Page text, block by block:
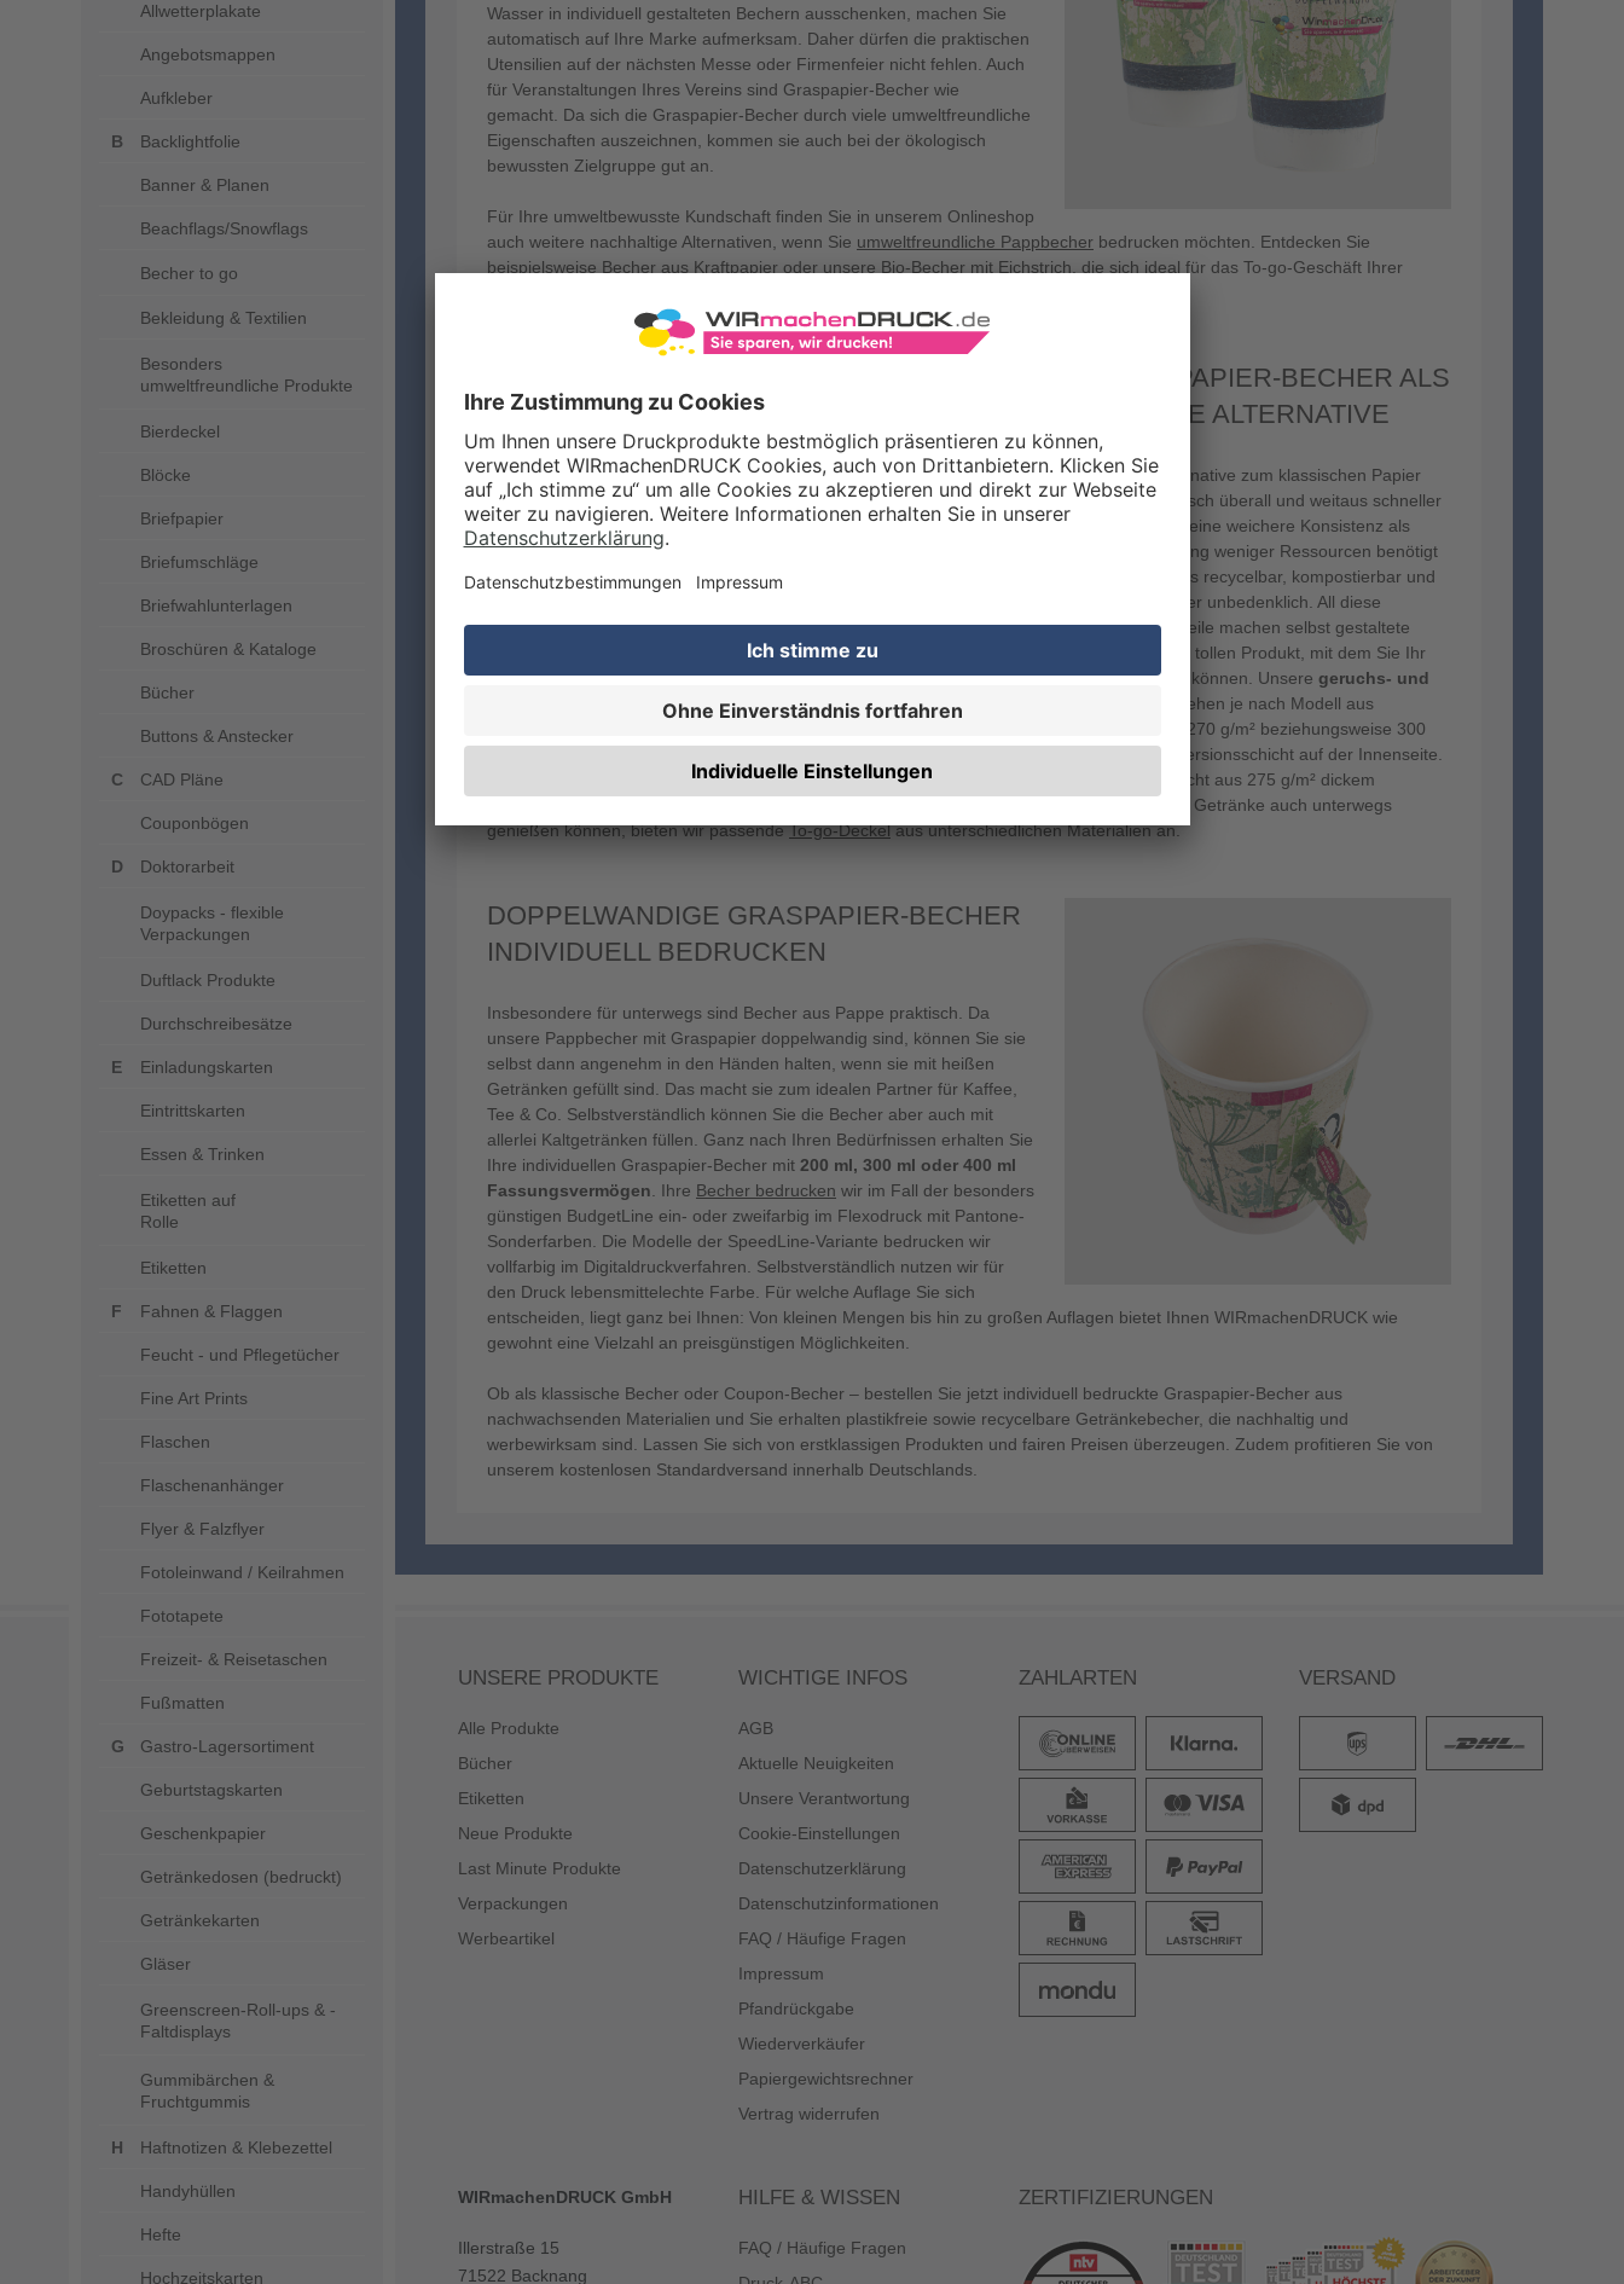
Allwetterplakate
Angebotsmappen
Aufkleber
Backlightfolie
Banner & Planen
Beachflags/Snowflags
Becher to go
Bekleidung & Textilien
Besonders
umweltfreundliche Produkte
Bierdeckel
Blöcke
Briefpapier
Briefumschläge
Briefwahlunterlagen
Broschüren & Kataloge
Bücher
Buttons & Anstecker
CAD Pläne
Couponbögen
Doktorarbeit
Doypacks - flexible
Verpackungen
Duftlack Produkte
Durchschreibesätze
Einladungskarten
Eintrittskarten
Essen & Trinken
Etiketten auf
Rolle
Etiketten
Fahnen & Flaggen
Feucht - und Pflegetücher
Fine Art Prints
Flaschen
Flaschenanhänger
Flyer & Falzflyer
Fotoleinwand / Keilrahmen
Fototapete
Freizeit- & Reisetaschen
Fußmatten
Gastro-Lagersortiment
Geburtstagskarten
Geschenkpapier
Getränkedosen (bedruckt)
Getränkekarten
Gläser
Greenscreen-Roll-ups & -
Faltdisplays
Gummibärchen &
Fruchtgummis
Haftnotizen & Klebezettel
Handyhüllen
Hefte
Hochzeitskarten
Wasser in individuell gestalteten Bechern ausschenken, machen Sie
automatisch auf Ihre Marke aufmerksam. Daher dürfen die praktischen
Utensilien auf der nächsten Messe oder Firmenfeier nicht fehlen. Auch
für Veranstaltungen Ihres Vereins sind Graspapier-Becher wie
gemacht. Da sich die Graspapier-Becher durch viele umweltfreundliche
Eigenschaften auszeichnen, kommen sie auch bei der ökologisch
bewussten Zielgruppe gut an.
Für Ihre umweltbewusste Kundschaft finden Sie in unserem Onlineshop
auch weitere nachhaltige Alternativen, wenn Sie umweltfreundliche Pappbecher bedrucken möchten. Entdecken Sie
beispielsweise Becher aus Kraftpapier oder unsere Bio-Becher mit Eichstrich , die sich ideal für das To-go-Geschäft Ihrer
PLASTIKFREIE GRASPAPIER-BECHER ALS
UMWELTFREUNDLICHE ALTERNATIVE
Graspapier gilt als nachhaltigere Alternative zum klassischen Papier
aus Holz, da der Rohstoff Gras praktisch überall und weitaus schneller
wächst als Bäume. Außerdem hat es eine weichere Konsistenz als
Holz, wodurch bei der Papierherstellung weniger Ressourcen benötigt
werden. Graspapier ist darüber hinaus recycelbar, kompostierbar und
für Gras-Allergikerinnen und -Allergiker unbedenklich. All diese
wunderbaren Eigenschaften und Vorteile machen selbst gestaltete
Pappbecher mit Graspapier zu einem tollen Produkt, mit dem Sie Ihr
ökologisches Image weiterentwickeln können. Unsere geruchs- und
geschmacksneutralen Becher
bestehen je nach Modell aus
Hartkarton mit einer Grammatur von 270 g/m² beziehungsweise 300
g/m² und einer wasserbasierten Dispersionsschicht auf der Innenseite.
Außen befindet sich jeweils eine Schicht aus 275 g/m² dickem
Graspapier, welche wir individuell für Sie bedrucken. Damit Ihre Kundinnen und Kunden ihre Getränke auch unterwegs
genießen können, bieten wir passendeTo-go-Deckelaus unterschiedlichen Materialien an.
DOPPELWANDIGE GRASPAPIER-BECHER
INDIVIDUELL BEDRUCKEN
Insbesondere für unterwegs sind Becher aus Pappe praktisch. Da
unsere Pappbecher mit Graspapier doppelwandig sind, können Sie sie
selbst dann angenehm in den Händen halten, wenn sie mit heißen
Getränken gefüllt sind. Das macht sie zum idealen Partner für Kaffee,
Tee & Co. Selbstverständlich können Sie die Becher aber auch mit
allerlei Kaltgetränken füllen. Ganz nach Ihren Bedürfnissen erhalten Sie
Ihre individuellen Graspapier-Becher mit 200 ml, 300 ml oder 400 ml
Fassungsvermögen . Ihre Becher bedrucken wir im Fall der besonders
günstigen BudgetLine ein- oder zweifarbig im Flexodruck mit Pantone-
Sonderfarben. Die Modelle der SpeedLine-Variante bedrucken wir
vollfarbig im Digitaldruckverfahren. Selbstverständlich nutzen wir für
den Druck lebensmittelechte Farbe. Für welche Auflage Sie sich
entscheiden, liegt ganz bei Ihnen: Von kleinen Mengen bis hin zu großen Auflagen bietet Ihnen WIRmachenDRUCK wie
gewohnt eine Vielzahl an preisgünstigen Möglichkeiten.
Ob als klassische Becher oder Coupon-Becher – bestellen Sie jetzt individuell bedruckte Graspapier-Becher aus
nachwachsenden Materialien und Sie erhalten plastikfreie sowie recycelbare Getränkebecher, die nachhaltig und
werbewirksam sind. Lassen Sie sich von erstklassigen Produkten und fairen Preisen überzeugen. Zudem profitieren Sie von
unserem kostenlosen Standardversand innerhalb Deutschlands.
UNSERE PRODUKTE
Alle Produkte
Bücher
Etiketten
Neue Produkte
Last Minute Produkte
Verpackungen
Werbeartikel
WICHTIGE INFOS
AGB
Aktuelle Neuigkeiten
Unsere Verantwortung
Cookie-Einstellungen
Datenschutzerklärung
Datenschutzinformationen
FAQ / Häufige Fragen
Impressum
Pfandrückgabe
Wiederverkäufer
Papiergewichtsrechner
Vertrag widerrufen
ZAHLARTEN VERSAND
WIRmachenDRUCK GmbH
Illerstraße 15
71522 Backnang
HILFE & WISSEN
FAQ / Häufige Fragen
ZERTIFIZIERUNGEN